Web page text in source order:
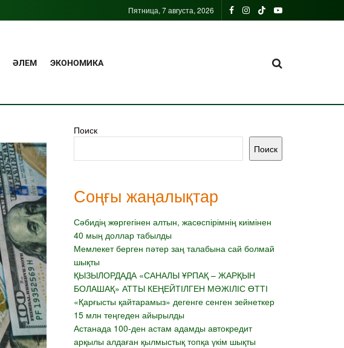
Пятница, 7 августа, 2026
ӘЛЕМ ЭКОНОМИКА
Поиск
Поиск
Соңғы жаңалықтар
Сәбидің жөргегінен алтын, жасөспірімнің киімінен
40 мың доллар табылды
Мемлекет берген пәтер заң талабына сай болмай
шықты
ҚЫЗЫЛОРДАДА «САНАЛЫ ҰРПАҚ – ЖАРҚЫН
БОЛАШАҚ» АТТЫ КЕҢЕЙТІЛГЕН МӘЖІЛІС ӨТТІ
«Қарғысты қайтарамыз» дегенге сенген зейнеткер
15 млн теңгеден айырылды
Астанада 100-ден астам адамды автокредит
арқылы алдаған қылмыстық топқа үкім шықты